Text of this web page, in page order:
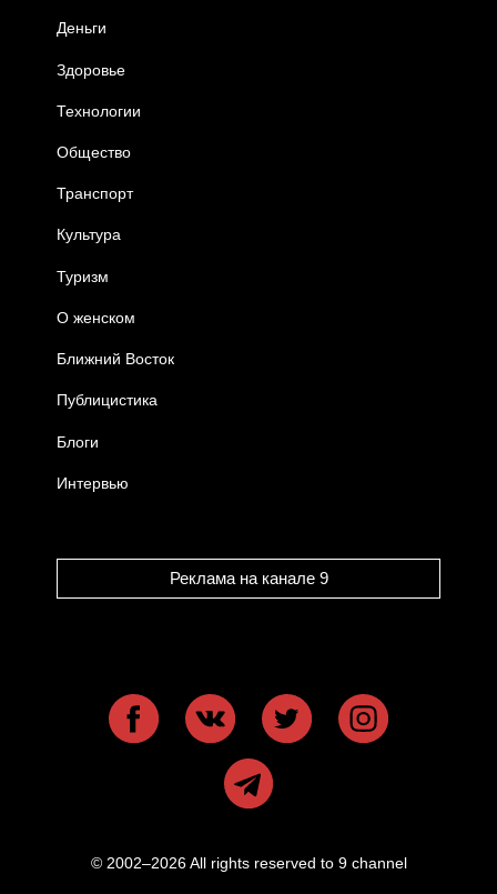
Деньги
Здоровье
Технологии
Общество
Транспорт
Культура
Туризм
О женском
Ближний Восток
Публицистика
Блоги
Интервью
Реклама на канале 9
© 2002–2026 All rights reserved to 9 channel